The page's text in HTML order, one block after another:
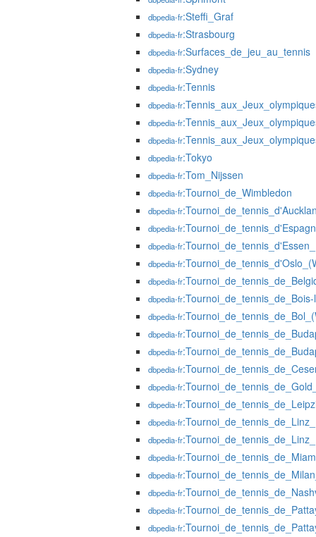
dbpedia-fr:Steffi_Graf
dbpedia-fr:Strasbourg
dbpedia-fr:Surfaces_de_jeu_au_tennis
dbpedia-fr:Sydney
dbpedia-fr:Tennis
dbpedia-fr
dbpedia-fr
dbpedia-fr
dbpedia-fr:Tokyo
dbpedia-fr:Tom_Nijssen
dbpedia-fr:Tournoi_de_Wimbledon
dbpedia-fr
dbpedia-fr
dbpedia-fr
dbpedia-fr
dbpedia-fr
dbpedia-fr
dbpedia-fr
dbpedia-fr
dbpedia-fr
dbpedia-fr
dbpedia-fr
dbpedia-fr
dbpedia-fr
dbpedia-fr
dbpedia-fr
dbpedia-fr
dbpedia-fr
dbpedia-fr
dbpedia-fr